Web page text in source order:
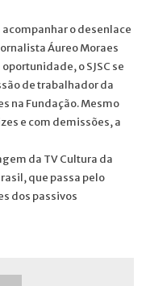
o desenlace
Áureo Moraes
o SJSC se
de trabalhador da
na Fundação. Mesmo
e com demissões, a
da TV Cultura da
que passa pelo
dos passivos